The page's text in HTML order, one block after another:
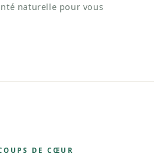
naturelle pour vous
DE CŒUR